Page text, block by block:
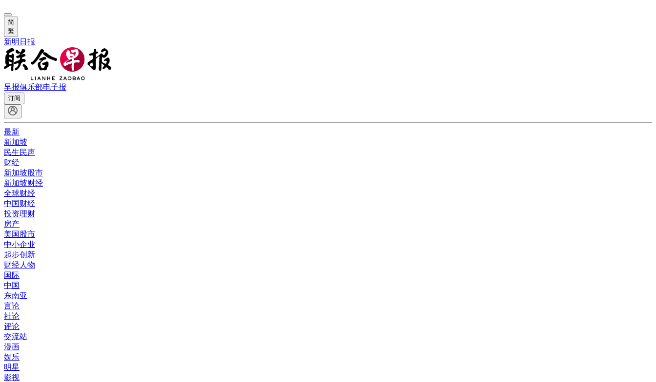
简
繁
新明日报
早报俱乐部电子报
订阅
最新
新加坡
民生民声
财经
新加坡股市
新加坡财经
全球财经
中国财经
投资理财
房产
美国股市
中小企业
起步创新
财经人物
国际
中国
东南亚
言论
社论
评论
交流站
漫画
娱乐
明星
影视